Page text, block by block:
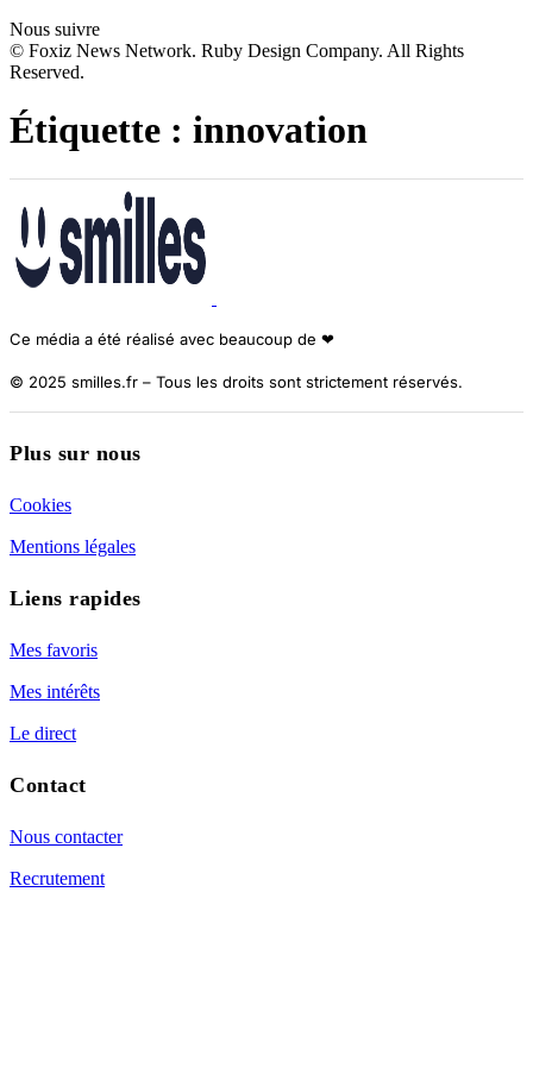
Nous suivre
© Foxiz News Network. Ruby Design Company. All Rights
Reserved.
Étiquette : innovation
Ce média a été réalisé avec beaucoup de ❤︎
© 2025 smilles.fr – Tous les droits sont strictement réservés.
Plus sur nous
Cookies
Mentions légales
Liens rapides
Mes favoris
Mes intérêts
Le direct
Contact
Nous contacter
Recrutement